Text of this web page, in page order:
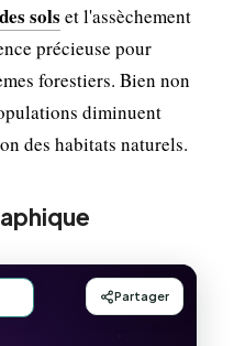
sols et l'assèchement
précieuse pour
forestiers. Bien non
diminuent
des habitats naturels.